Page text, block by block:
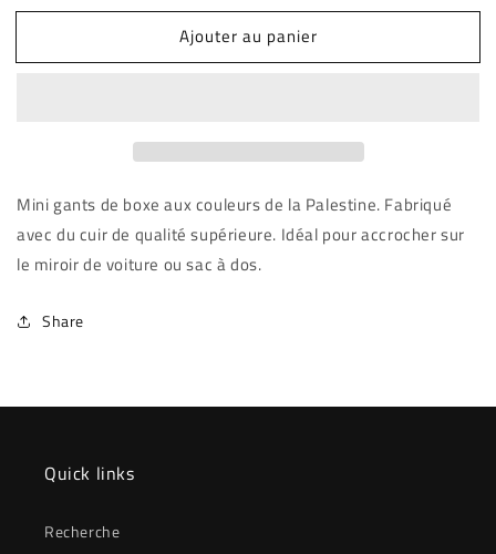
quantité
Palestine
quantité
Palestine
Ajouter au panier
Mini gants de boxe aux couleurs de la Palestine. Fabriqué
avec du cuir de qualité supérieure. Idéal pour accrocher sur
le miroir de voiture ou sac à dos.
Share
Quick links
Recherche